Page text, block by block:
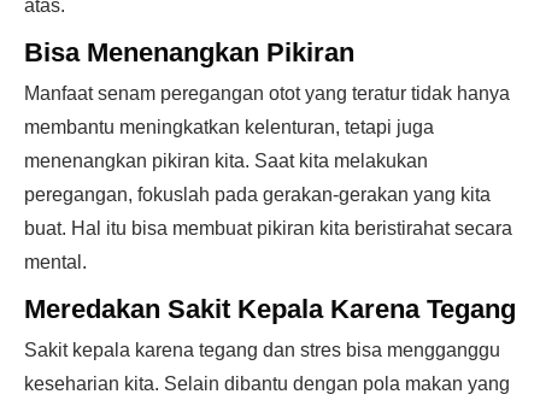
atas.
Bisa Menenangkan Pikiran
Manfaat senam peregangan otot yang teratur tidak hanya
membantu meningkatkan kelenturan, tetapi juga
menenangkan pikiran kita. Saat kita melakukan
peregangan, fokuslah pada gerakan-gerakan yang kita
buat. Hal itu bisa membuat pikiran kita beristirahat secara
mental.
Meredakan Sakit Kepala Karena Tegang
Sakit kepala karena tegang dan stres bisa mengganggu
keseharian kita. Selain dibantu dengan pola makan yang